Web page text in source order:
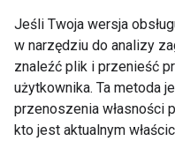
Jeśli Twoja wersja
w narzędziu do analizy
znaleźć plik i przenieść
użytkownika. Ta metoda
przenoszenia własności
kto jest aktualnym